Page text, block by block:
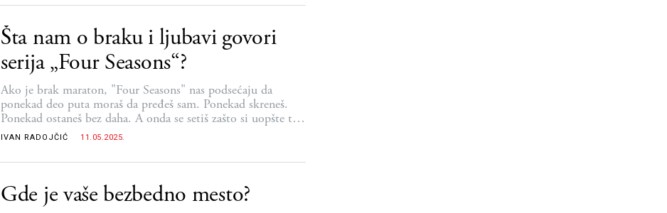
Šta nam o braku i ljubavi govori
serija „Four Seasons“?
Ako je brak maraton, "Four Seasons" nas podsećaju da
ponekad deo puta moraš da pređeš sam. Ponekad skreneš.
Ponekad ostaneš bez daha. A onda se setiš zašto si uopšte tu.
I ako si baš te sreće – danas je dan za seks
IVAN RADOJČIĆ 11.05.2025.
Gde je vaše bezbedno mesto?